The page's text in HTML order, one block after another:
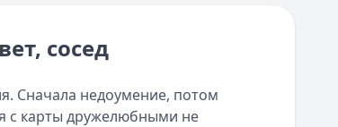
сосед
Сначала недоумение, потом
с карты дружелюбными не